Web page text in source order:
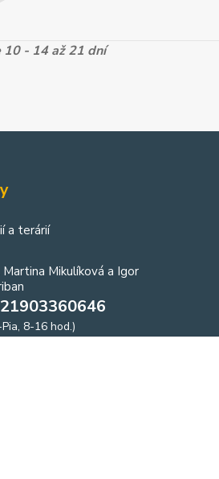
10 - 14 až 21 dní
a terárií
Martina Mikulíková a Igor
8-16 hod.)